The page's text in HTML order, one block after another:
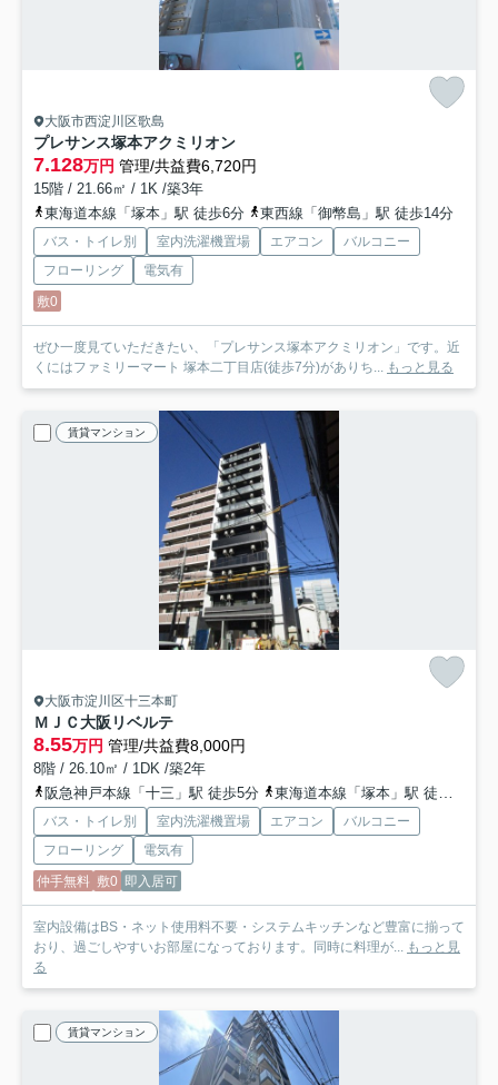
大阪市西淀川区歌島
プレサンス塚本アクミリオン
7.128万円 管理/共益費6,720円
15階 / 21.66㎡ / 1K /築3年
東海道本線「塚本」駅 徒歩6分
東西線「御幣島」駅 徒歩14分
バス・トイレ別 室内洗濯機置場 エアコン
バルコニー
フローリング
電気有
敷0
ぜひ一度見ていただきたい、「プレサンス塚本アクミリオン」です。近
くにはファミリーマート 塚本二丁目店(徒歩7分)がありち...
もっと見る
賃貸マンション
大阪市淀川区十三本町
ＭＪＣ大阪リベルテ
8.55万円 管理/共益費8,000円
8階 / 26.10㎡ / 1DK /築2年
阪急神戸本線「十三」駅 徒歩5分
東海道本線「塚本」駅 徒歩20分
バス・トイレ別 室内洗濯機置場 エアコン
バルコニー
フローリング
電気有
仲手無料 敷0 即入居可
室内設備はBS・ネット使用料不要・システムキッチンなど豊富に揃って
おり、過ごしやすいお部屋になっております。同時に料理が...
もっと見
る
賃貸マンション